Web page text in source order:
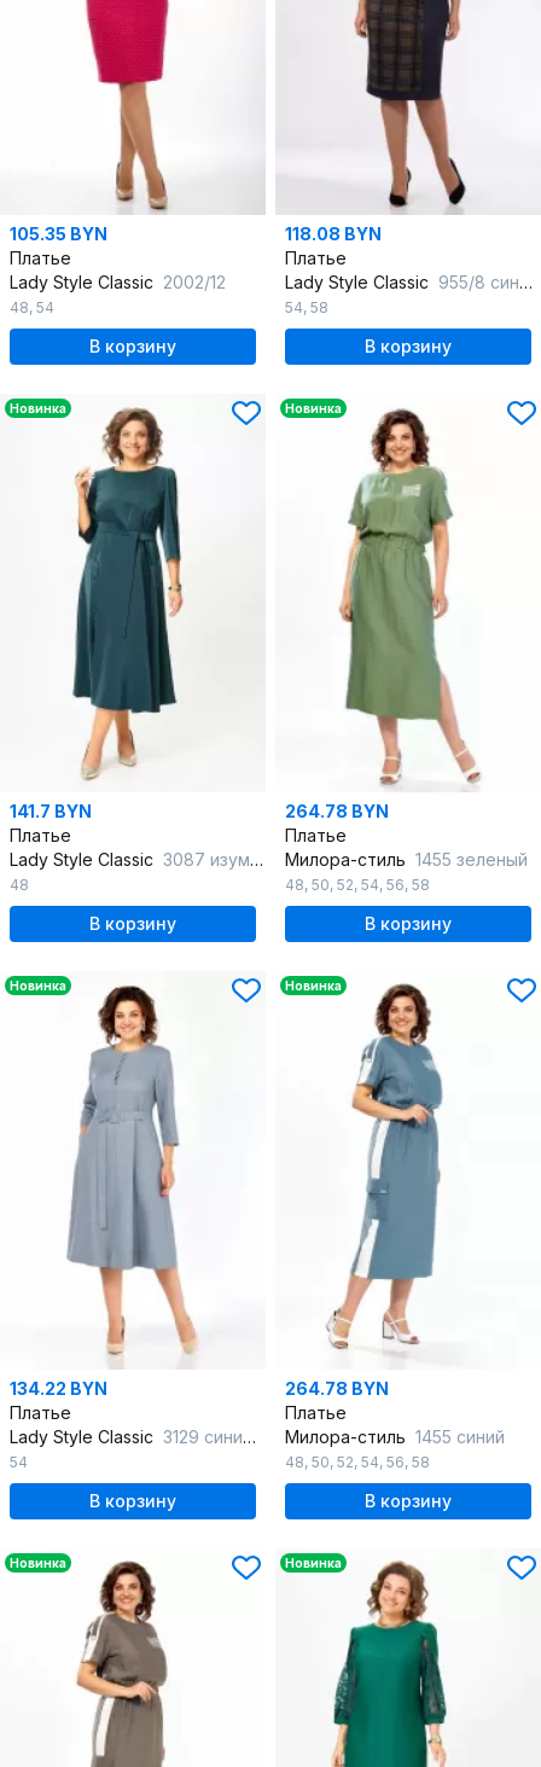
105.35 BYN
Платье
Lady Style Classic 2002/12
48, 54
В корзину
118.08 BYN
Платье
Lady Style Classic 955/8 синиий-хаки
54, 58
В корзину
Новинка
141.7 BYN
Платье
Lady Style Classic 3087 изумрудный
48
В корзину
Новинка
264.78 BYN
Платье
Милора-стиль 1455 зеленый
48, 50, 52, 54, 56, 58
В корзину
Новинка
134.22 BYN
Платье
Lady Style Classic 3129 синие-тона
54
В корзину
Новинка
264.78 BYN
Платье
Милора-стиль 1455 синий
48, 50, 52, 54, 56, 58
В корзину
Новинка Новинка